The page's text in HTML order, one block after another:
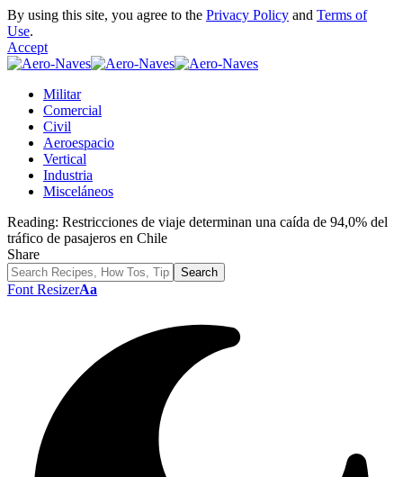
By using this site, you agree to the Privacy Policy and Terms of
Use.
Accept
Militar
Comercial
Civil
Aeroespacio
Vertical
Industria
Misceláneos
Reading: Restricciones de viaje determinan una caída de 94,0% del
tráfico de pasajeros en Chile
Share
Font ResizerAa